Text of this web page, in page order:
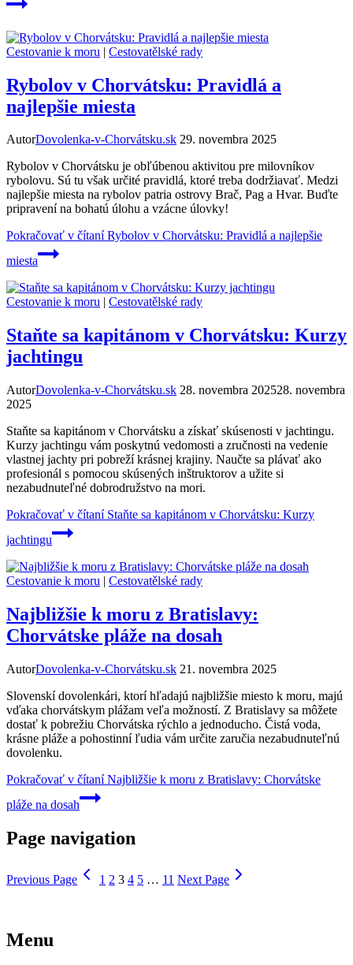
Cestovanie k moru | Cestovatělské rady
Rybolov v Chorvátsku: Pravidlá a
najlepšie miesta
AutorDovolenka-v-Chorvátsku.sk 29. novembra 2025
Rybolov v Chorvátsku je obľúbenou aktivitou pre milovníkov
rybolovu. Sú tu však určité pravidlá, ktoré treba dodržiavať. Medzi
najlepšie miesta na rybolov patria ostrovy Brač, Pag a Hvar. Buďte
pripravení na bohatú úlohu a vzácne úlovky!
Pokračovať v čítaníRybolov v Chorvátsku: Pravidlá a najlepšie
miesta
Cestovanie k moru | Cestovatělské rady
Staňte sa kapitánom v Chorvátsku: Kurzy
jachtingu
AutorDovolenka-v-Chorvátsku.sk 28. novembra 202528. novembra
2025
Staňte sa kapitánom v Chorvátsku a získať skúsenosti v jachtingu.
Kurzy jachtingu vám poskytnú vedomosti a zručnosti na vedenie
vlastnej jachty pri pobreží krásnej krajiny. Naučte sa plávať ako
profesionál s pomocou skúsených inštruktorov a užite si
nezabudnuteľné dobrodružstvo na mori.
Pokračovať v čítaníStaňte sa kapitánom v Chorvátsku: Kurzy
jachtingu
Cestovanie k moru | Cestovatělské rady
Najbližšie k moru z Bratislavy:
Chorvátske pláže na dosah
AutorDovolenka-v-Chorvátsku.sk 21. novembra 2025
Slovenskí dovolenkári, ktorí hľadajú najbližšie miesto k moru, majú
vďaka chorvátskym plážam veľa možností. Z Bratislavy sa môžete
dostať k pobrežiu Chorvátska rýchlo a jednoducho. Čistá voda,
krásne pláže a pohostinní ľudia vám určite zaručia nezabudnuteľnú
dovolenku.
Pokračovať v čítaníNajbližšie k moru z Bratislavy: Chorvátske
pláže na dosah
Page navigation
Previous Page 1 2 3 4 5 … 11 Next Page
Menu